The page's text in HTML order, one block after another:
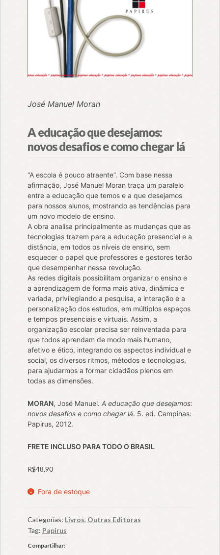
José Manuel Moran
A educação que desejamos:
novos desafios e como chegar lá
“A escola é pouco atraente”. Com base nessa
afirmação, José Manuel Moran traça um paralelo
entre a educação que temos e a que desejamos
para nossos alunos, mostrando as tendências para
um novo modelo de ensino.
A obra analisa principalmente as mudanças que as
tecnologias trazem para a educação presencial e a
distância, em todos os níveis de ensino, sem
esquecer o papel que professores e gestores terão
que desempenhar nessa revolução.
As redes digitais possibilitam organizar o ensino e
a aprendizagem de forma mais ativa, dinâmica e
variada, privilegiando a pesquisa, a interação e a
personalização dos estudos, em múltiplos espaços
e tempos presenciais e virtuais. Assim, a
organização escolar precisa ser reinventada para
que todos aprendam de modo mais humano,
afetivo e ético, integrando os aspectos individual e
social, os diversos ritmos, métodos e tecnologias,
para ajudarmos a formar cidadãos plenos em
todas as dimensões.
MORAN, José Manuel. A educação que desejamos:
novos desafios e como chegar lá. 5. ed. Campinas:
Papirus, 2012.
FRETE INCLUSO PARA TODO O BRASIL
R$48,90
Fora de estoque
Categorias: Livros, Outras Editoras
Tag: Papirus
Compartilhar: